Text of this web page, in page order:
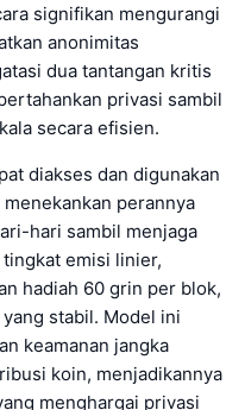
signifikan mengurangi
anonimitas
dua tantangan kritis
privasi sambil
secara efisien.
diakses dan digunakan
perannya
hari sambil menjaga
emisi linier,
hadiah 60 grin per blok,
stabil. Model ini
keamanan jangka
koin, menjadikannya
menghargai privasi